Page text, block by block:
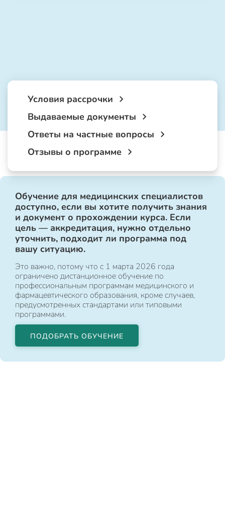
Условия рассрочки
Выдаваемые документы
Ответы на частные вопросы
Отзывы о программе
Обучение для медицинских специалистов
доступно, если вы хотите получить знания
и документ о прохождении курса. Если
цель — аккредитация, нужно отдельно
уточнить, подходит ли программа под
вашу ситуацию.
Это важно, потому что с 1 марта 2026 года
ограничено дистанционное обучение по
профессиональным программам медицинского и
фармацевтического образования, кроме случаев,
предусмотренных стандартами или типовыми
программами.
ПОДОБРАТЬ ОБУЧЕНИЕ